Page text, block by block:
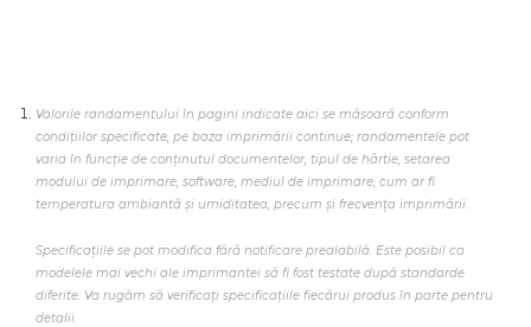
Valorile randamentului în pagini indicate aici se măsoară conform
condiţiilor specificate, pe baza imprimării continue; randamentele pot
varia în funcţie de conţinutul documentelor, tipul de hârtie, setarea
modului de imprimare, software, mediul de imprimare, cum ar fi
temperatura ambiantă şi umiditatea, precum şi frecvenţa imprimării.
Specificaţiile se pot modifica fără notificare prealabilă. Este posibil ca
modelele mai vechi ale imprimantei să fi fost testate după standarde
diferite. Va rugăm să verificaţi specificaţiile fiecărui produs în parte pentru
detalii.